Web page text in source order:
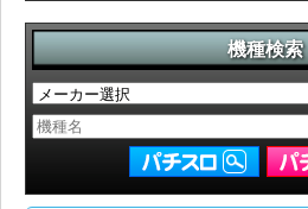
機種検索